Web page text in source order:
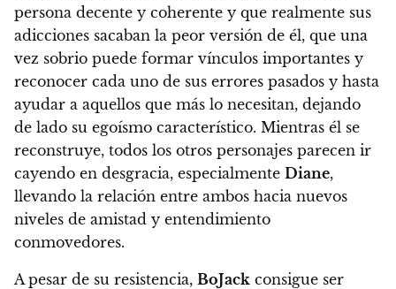
persona decente y coherente y que realmente sus
adicciones sacaban la peor versión de él, que una
vez sobrio puede formar vínculos importantes y
reconocer cada uno de sus errores pasados y hasta
ayudar a aquellos que más lo necesitan, dejando
de lado su egoísmo característico. Mientras él se
reconstruye, todos los otros personajes parecen ir
cayendo en desgracia, especialmente Diane,
llevando la relación entre ambos hacia nuevos
niveles de amistad y entendimiento
conmovedores.
A pesar de su resistencia, BoJack consigue ser